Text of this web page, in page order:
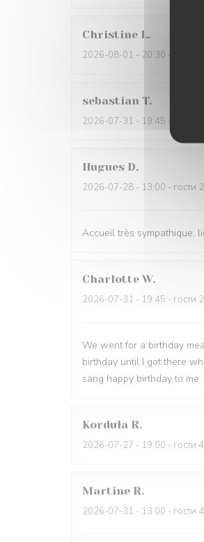
Christine L
2026-08-01 - 20:30 - гости 5
sebastian T
2026-07-31 - 19:45 - гости 2
Hugues D
2026-07-28 - 13:00 - гости 2
Accueil très sympathique,
Charlotte W
2026-07-31 - 19:45 - гости 2
We went for a birthday
birthday until I got there
sang happy birthday to
Kordula R
2026-07-27 - 19:00 - гости 4
Martine R
2026-07-31 - 13:00 - гости 4